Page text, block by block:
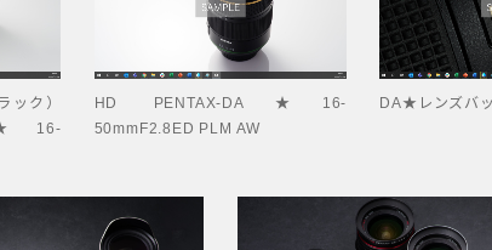
ック）
HD PENTAX-DA★16-
50mmF2.8ED PLM AW
DA★レンズバ